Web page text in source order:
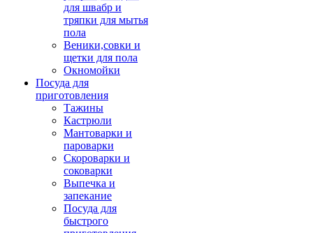
для швабр и
тряпки для мытья
пола
Веники,совки и
щетки для пола
Окномойки
Посуда для
приготовления
Тажины
Кастрюли
Мантоварки и
пароварки
Скороварки и
соковарки
Выпечка и
запекание
Посуда для
быстрого